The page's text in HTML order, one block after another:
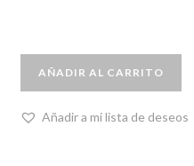
AÑADIR AL CARRITO
Añadir a mi lista de deseos